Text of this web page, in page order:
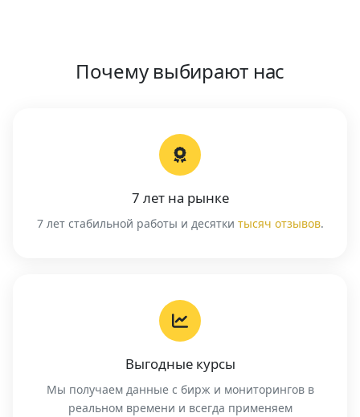
Почему выбирают нас
7 лет на рынке
7 лет стабильной работы и десятки тысяч отзывов.
Выгодные курсы
Мы получаем данные с бирж и мониторингов в
реальном времени и всегда применяем